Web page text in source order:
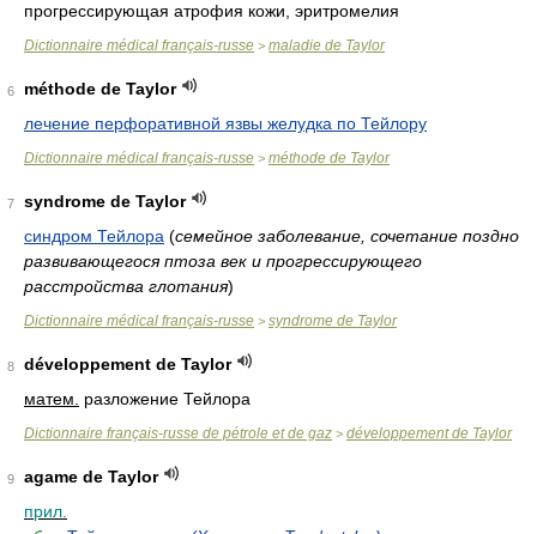
прогрессирующая атрофия кожи, эритромелия
Dictionnaire médical français-russe > maladie de Taylor
6
méthode de Taylor
лечение перфоративной язвы желудка по Тейлору
Dictionnaire médical français-russe > méthode de Taylor
7
syndrome de Taylor
синдром Тейлора (семейное заболевание, сочетание поздно
развивающегося птоза век и прогрессирующего
расстройства глотания)
Dictionnaire médical français-russe > syndrome de Taylor
8
développement de Taylor
матем.
разложение Тейлора
Dictionnaire français-russe de pétrole et de gaz > développement de Taylor
9
agame de Taylor
прил.